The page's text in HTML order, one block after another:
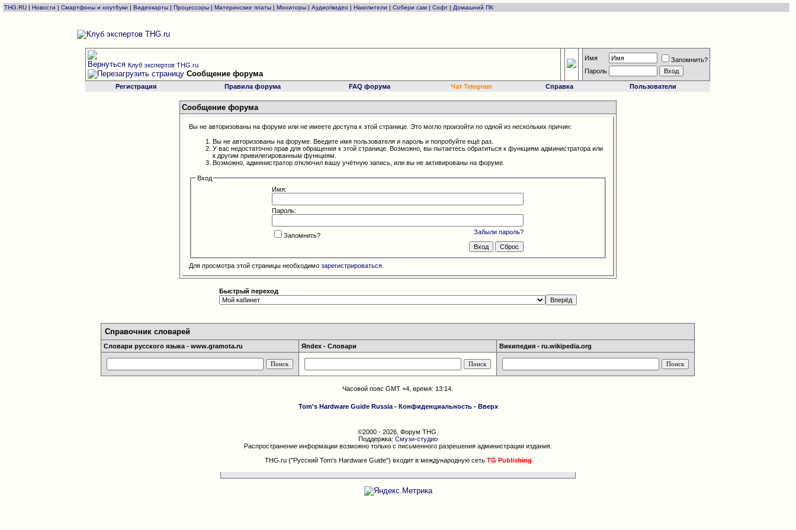
THG.RU | Новости | Смартфоны и ноутбуки | Видеокарты | Процессоры | Материнские платы | Мониторы | Аудио/видео | Накопители | Собери сам | Софт | Домашний ПК
Клуб экспертов THG.ru
Сообщение форума
Имя
Запомнить?
Пароль
Регистрация Правила форума FAQ форума Чат Telegram Справка Пользователи
Сообщение форума
Вы не авторизованы на форуме или не имеете доступа к этой странице. Это могло произойти по одной из нескольких причин:
Вы не авторизованы на форуме. Введите имя пользователя и пароль и попробуйте ещё раз.
У вас недостаточно прав для обращения к этой странице. Возможно, вы пытаетесь обратиться к функциям администратора или
к другим привилегированным функциям.
Возможно, администратор отключил вашу учётную запись, или вы не активированы на форуме.
Вход
Имя:
Пароль:
Забыли пароль?
Запомнить?
Для просмотра этой страницы необходимо зарегистрироваться.
Быстрый переход
Справочник словарей
Словари русского языка - www.gramota.ru Яndex - Словари Википедия - ru.wikipedia.org
Часовой пояс GMT +4, время: 13:14
Tom's Hardware Guide Russia- Конфиденциальность- Вверх
©2000 - 2026, Форум THG.
Поддержка: Смузи-студио
Распространение информации возможно только с письменного разрешения администрации издания.
THG.ru ("Русский Tom's Hardware Guide") входит в международную сеть TG Publishing